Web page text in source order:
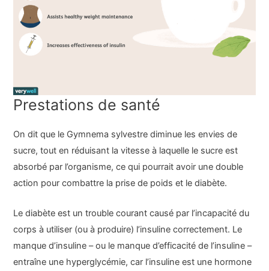
Prestations de santé
On dit que le Gymnema sylvestre diminue les envies de
sucre, tout en réduisant la vitesse à laquelle le sucre est
absorbé par l’organisme, ce qui pourrait avoir une double
action pour combattre la prise de poids et le diabète.
Le diabète est un trouble courant causé par l’incapacité du
corps à utiliser (ou à produire) l’insuline correctement. Le
manque d’insuline – ou le manque d’efficacité de l’insuline –
entraîne une hyperglycémie, car l’insuline est une hormone